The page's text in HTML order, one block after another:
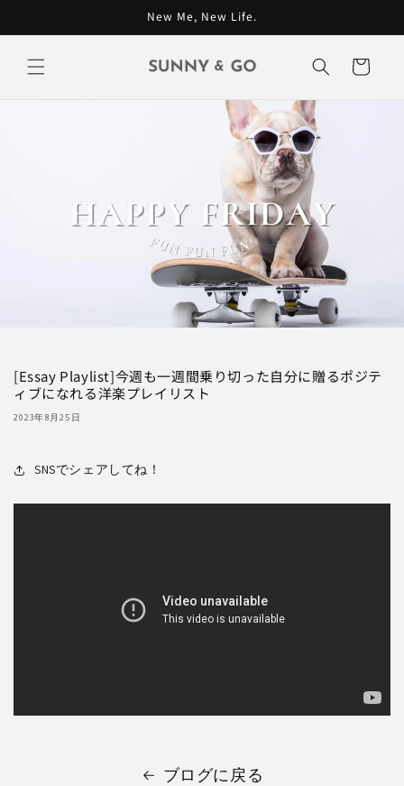
New Me, New Life.
ー
[Essay Playlist]今週も一週間乗り切った自分に贈るポジテ
ィブになれる洋楽プレイリスト
2023年8月25日
SNSでシェアしてね！
ブログに戻る